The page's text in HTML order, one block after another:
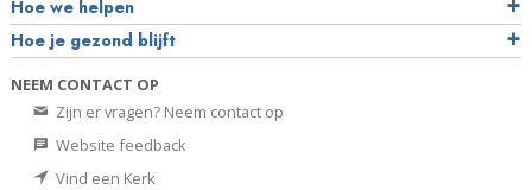
Hoe we helpen
Hoe je gezond blijft
NEEM CONTACT OP
Zijn er vragen? Neem contact op
Website feedback
Vind een Kerk